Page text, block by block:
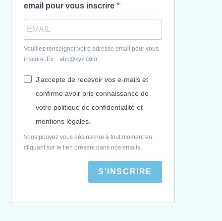
email pour vous inscrire
Veuillez renseigner votre adresse email pour vous
inscrire. Ex. : abc@xyz.com
J'accepte de recevoir vos e-mails et
confirme avoir pris connaissance de
votre politique de confidentialité et
mentions légales.
Vous pouvez vous désinscrire à tout moment en
cliquant sur le lien présent dans nos emails.
S'INSCRIRE